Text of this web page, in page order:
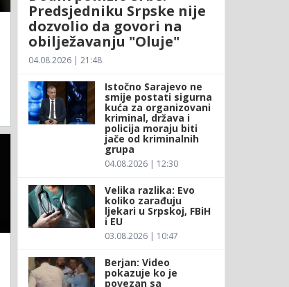
Predsjedniku Srpske nije
dozvolio da govori na
obilježavanju "Oluje"
04.08.2026 | 21:48
Istočno Sarajevo ne
smije postati sigurna
kuća za organizovani
kriminal, država i
policija moraju biti
jače od kriminalnih
grupa
04.08.2026 | 12:30
Velika razlika: Evo
koliko zarađuju
ljekari u Srpskoj, FBiH
i EU
03.08.2026 | 10:47
Berjan: Video
pokazuje ko je
povezan sa